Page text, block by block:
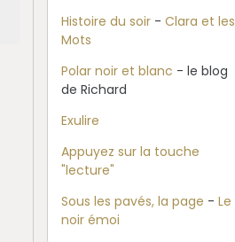
Histoire du soir -Clara et les
Mots
Polar noir et blanc - le blog
de Richard
Exulire
Appuyez sur la touche
"lecture"
Sous les pavés, la page -Le
noir émoi